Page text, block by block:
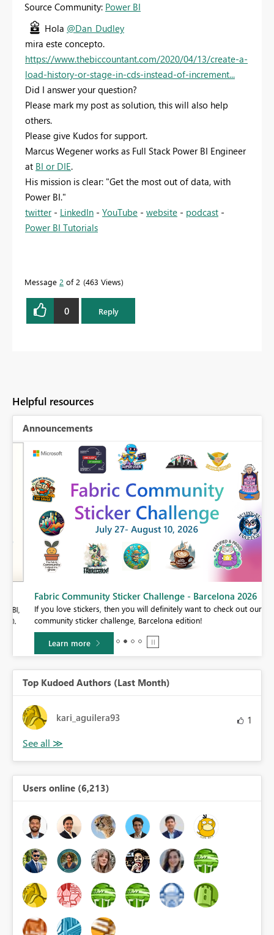
Source Community: Power BI
Hola @Dan_Dudley
mira este concepto.
https://www.thebiccountant.com/2020/04/13/create-a-
load-history-or-stage-in-cds-instead-of-increment...
Did I answer your question?
Please mark my post as solution, this will also help
others.
Please give Kudos for support.
Marcus Wegener works as Full Stack Power BI Engineer
at BI or DIE.
His mission is clear: "Get the most out of data, with
Power BI."
twitter- LinkedIn - YouTube - website - podcast -
Power BI Tutorials
Message 2 of 2 463 Views
0 Reply
Helpful resources
Announcements
Fabric Community Sticker Challenge - Barcelona 2026
If you love stickers, then you will definitely want to check out our
community sticker challenge, Barcelona edition!
Learn more
Top Kudoed Authors (Last Month)
kari_aguilera93 1
Users online (6,213)